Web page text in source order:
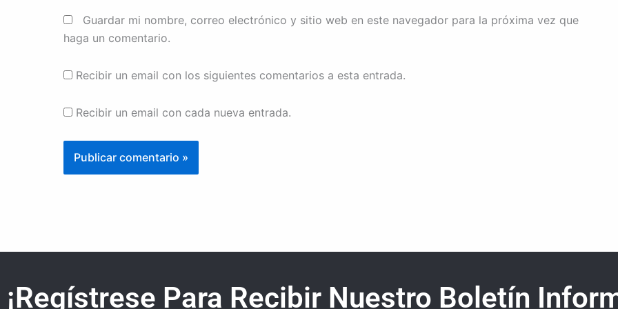
Guardar mi nombre, correo electrónico y sitio web en este navegador para la próxima vez que
haga un comentario.
Recibir un email con los siguientes comentarios a esta entrada.
Recibir un email con cada nueva entrada.
¡Regístrese Para Recibir Nuestro Boletín